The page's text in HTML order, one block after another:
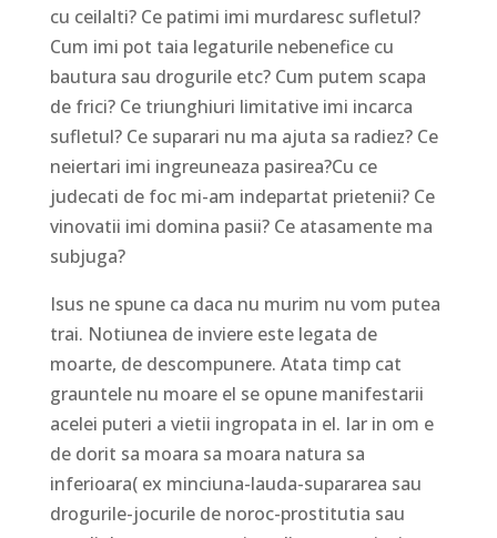
cu ceilalti? Ce patimi imi murdaresc sufletul?
Cum imi pot taia legaturile nebenefice cu
bautura sau drogurile etc? Cum putem scapa
de frici? Ce triunghiuri limitative imi incarca
sufletul? Ce suparari nu ma ajuta sa radiez? Ce
neiertari imi ingreuneaza pasirea?Cu ce
judecati de foc mi-am indepartat prietenii? Ce
vinovatii imi domina pasii? Ce atasamente ma
subjuga?
Isus ne spune ca daca nu murim nu vom putea
trai. Notiunea de inviere este legata de
moarte, de descompunere. Atata timp cat
grauntele nu moare el se opune manifestarii
acelei puteri a vietii ingropata in el. Iar in om e
de dorit sa moara sa moara natura sa
inferioara( ex minciuna-lauda-supararea sau
drogurile-jocurile de noroc-prostitutia sau